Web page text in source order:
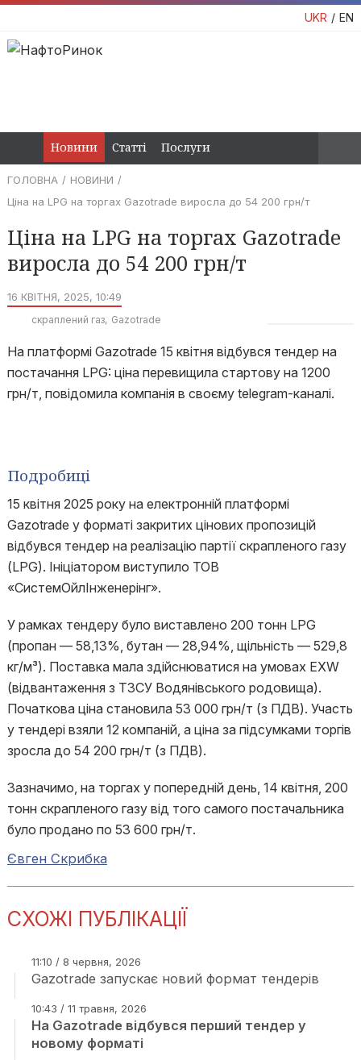
UKR EN
Новини Статті Послуги
ГОЛОВНА
НОВИНИ
Ціна на LPG на торгах Gazotrade виросла до 54 200 грн/т
Ціна на LPG на торгах Gazotrade
виросла до 54 200 грн/т
16 КВІТНЯ, 2025, 10:49
скраплений газ Gazotrade
На платформі Gazotrade 15 квітня відбувся тендер на
постачання LPG: ціна перевищила стартову на 1200
грн/т, повідомила компанія в своєму telegram-каналі.
Подробиці
15 квітня 2025 року на електронній платформі
Gazotrade у форматі закритих цінових пропозицій
відбувся тендер на реалізацію партії скрапленого газу
(LPG). Ініціатором виступило ТОВ
«СистемОйлІнженерінг».
У рамках тендеру було виставлено 200 тонн LPG
(пропан — 58,13%, бутан — 28,94%, щільність — 529,8
кг/м³). Поставка мала здійснюватися на умовах EXW
(відвантаження з ТЗСУ Водянівського родовища).
Початкова ціна становила 53 000 грн/т (з ПДВ). Участь
у тендері взяли 12 компаній, а ціна за підсумками торгів
зросла до 54 200 грн/т (з ПДВ).
Зазначимо, на торгах у попередній день, 14 квітня, 200
тонн скрапленого газу від того самого постачальника
було продано по 53 600 грн/т.
Євген Скрибка
СХОЖІ ПУБЛІКАЦІЇ
11:10 / 8 червня, 2026
Gazotrade запускає новий формат тендерів
10:43 / 11 травня, 2026
На Gazotrade відбувся перший тендер у
новому форматі